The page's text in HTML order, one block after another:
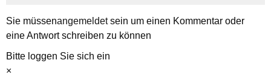
Sie müssenangemeldetsein um einen Kommentar oder
eine Antwort schreiben zu können
Bitte loggen Sie sich ein
×